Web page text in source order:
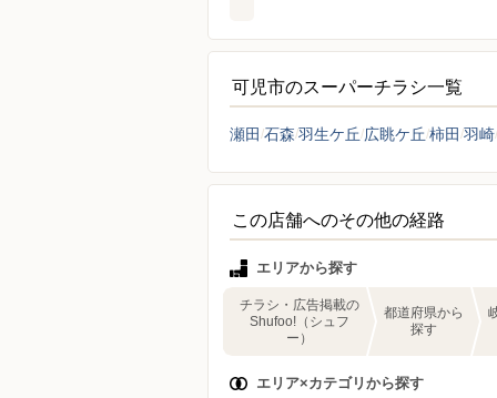
可児市のスーパーチラシ一覧
瀬田 石森 羽生ケ丘 広眺ケ丘 柿田 羽崎
この店舗へのその他の経路
エリアから探す
チラシ・広告掲載の
Shufoo!（シュフ
ー）
都道府県から
探す
エリア×カテゴリから探す